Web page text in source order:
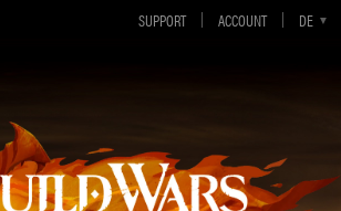
SUPPORT ACCOUNT DE
EN-US
ES
FR
EN-GB